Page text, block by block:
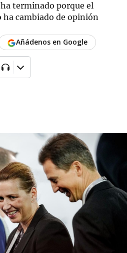
terminado porque el
ha cambiado de opinión
Añádenos en Google